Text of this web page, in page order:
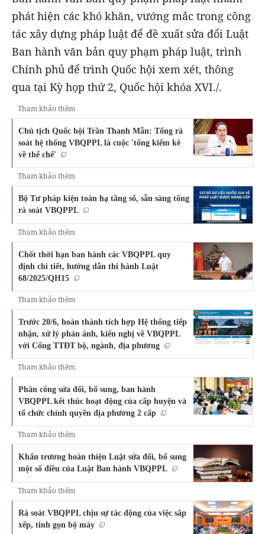
phát hiện các khó khăn, vướng mắc trong công
tác xây dựng pháp luật để đề xuất sửa đổi Luật
Ban hành văn bản quy phạm pháp luật, trình
Chính phủ để trình Quốc hội xem xét, thông
qua tại Kỳ họp thứ 2, Quốc hội khóa XVI./.
Tham khảo thêm
Chủ tịch Quốc hội Trần Thanh Mẫn: Tổng rà
soát hệ thống VBQPPL là cuộc 'tổng kiểm kê
về thể chế'
Tham khảo thêm
Bộ Tư pháp kiện toàn hạ tầng số, sẵn sàng tổng
rà soát VBQPPL
Tham khảo thêm
Chốt thời hạn ban hành các VBQPPL quy
định chi tiết, hướng dẫn thi hành Luật
68/2025/QH15
Tham khảo thêm
Trước 20/6, hoàn thành tích hợp Hệ thống tiếp
nhận, xử lý phản ánh, kiến nghị về VBQPPL
với Cổng TTĐT bộ, ngành, địa phương
Tham khảo thêm
Phân công sửa đổi, bổ sung, ban hành
VBQPPL kết thúc hoạt động của cấp huyện và
tổ chức chính quyền địa phương 2 cấp
Tham khảo thêm
Khẩn trương hoàn thiện Luật sửa đổi, bổ sung
một số điều của Luật Ban hành VBQPPL
Tham khảo thêm
Rà soát VBQPPL chịu sự tác động của việc sắp
xếp, tinh gọn bộ máy